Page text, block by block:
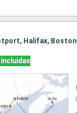
Halifax, Boston